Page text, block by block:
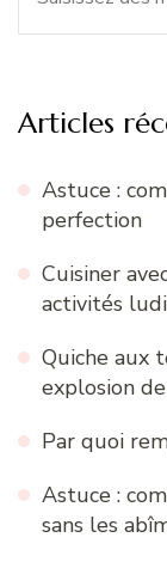
Articles
Astuce :
perfection
Cuisiner
activités
Quiche aux
explosion
Par quoi
Astuce :
sans les